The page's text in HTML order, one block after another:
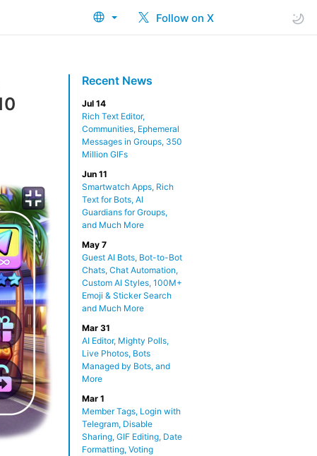
Follow on X
Recent News
Jul 14
Rich Text Editor,
Communities, Ephemeral
Messages in Groups, 350
Million GIFs
Jun 11
Smartwatch Apps, Rich
Text for Bots, AI
Guardians for Groups,
and Much More
May 7
Guest AI Bots, Bot-to-Bot
Chats, Chat Automation,
Custom AI Styles, 100M+
Emoji & Sticker Search
and Much More
Mar 31
AI Editor, Mighty Polls,
Live Photos, Bots
Managed by Bots, and
More
Mar 1
Member Tags, Login with
Telegram, Disable
Sharing, GIF Editing, Date
Formatting, Voting